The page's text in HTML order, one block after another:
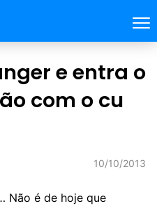
e entra o
com o cu
10/10/2013
Não é de hoje que